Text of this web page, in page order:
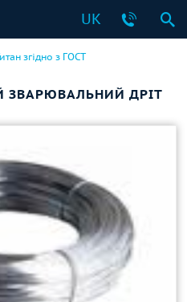
UK
згідно з ГОСТ
ЗВАРЮВАЛЬНИЙ ДРІТ